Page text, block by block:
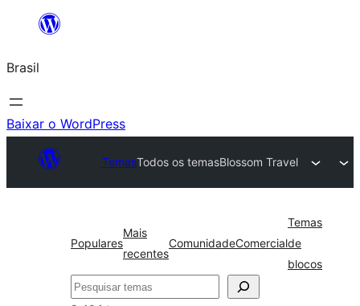
o
conteúdo
Brasil
Baixar o WordPress
TemasTodos os temasBlossom Travel
Populares
Mais
recentes
ComunidadeComercial
Temas
de
blocos
Pesquisar